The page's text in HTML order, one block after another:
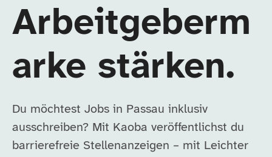
Arbeitgeberm
arke stärken.
Du möchtest Jobs in Passau inklusiv
ausschreiben? Mit Kaoba veröffentlichst du
barrierefreie Stellenanzeigen – mit Leichter